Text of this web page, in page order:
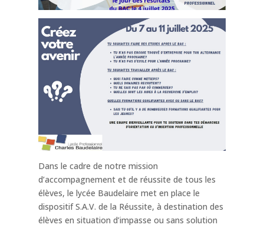
Dans le cadre de notre mission
d’accompagnement et de réussite de tous les
élèves, le lycée Baudelaire met en place le
dispositif S.A.V. de la Réussite, à destination des
élèves en situation d’impasse ou sans solution